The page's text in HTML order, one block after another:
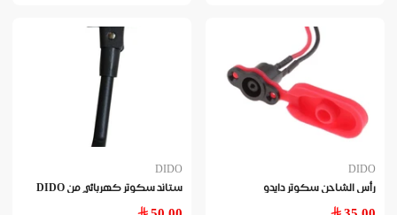
DIDO
رأس الشاحن سكوتر دايدو
DIDO
ستاند سكوتر كهربائي من DIDO